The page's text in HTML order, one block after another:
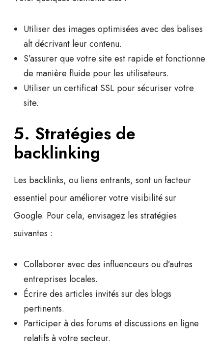
Utiliser des images optimisées avec des balises
alt décrivant leur contenu.
S’assurer que votre site est rapide et fonctionne
de manière fluide pour les utilisateurs.
Utiliser un certificat SSL poursécuriservotre
site.
5. Stratégies de
backlinking
Les backlinks, ou liens entrants, sont un facteur
essentiel pour améliorer votre visibilité sur
Google. Pour cela, envisagez les stratégies
suivantes :
Collaborer avec des influenceurs ou d’autres
entreprises locales.
Écrire des articles invités sur des blogs
pertinents.
Participer à des forums et discussions en ligne
relatifs à votre secteur.